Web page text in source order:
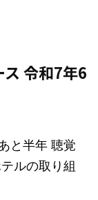
令和7年6
と半年 聴覚
ルの取り組